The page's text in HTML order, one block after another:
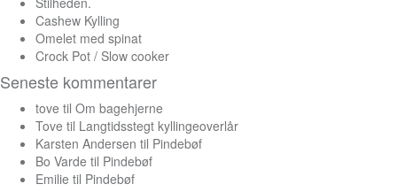
Cashew Kylling
Omelet med spinat
Crock Pot / Slow cooker
Seneste kommentarer
tove til Om bagehjerne
Tove til Langtidsstegt kyllingeoverlår
Karsten Andersen til Pindebøf
Bo Varde til Pindebøf
Emilie til Pindebøf